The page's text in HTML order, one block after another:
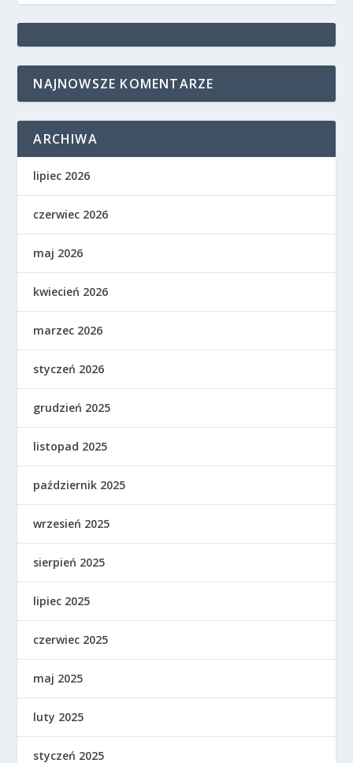
NAJNOWSZE KOMENTARZE
ARCHIWA
lipiec 2026
czerwiec 2026
maj 2026
kwiecień 2026
marzec 2026
styczeń 2026
grudzień 2025
listopad 2025
październik 2025
wrzesień 2025
sierpień 2025
lipiec 2025
czerwiec 2025
maj 2025
luty 2025
styczeń 2025